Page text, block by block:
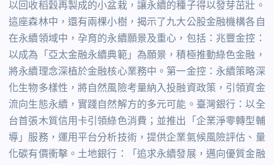
以回收稻穀再製成的小盆栽，讓永續的種子得以發芽茁壯。
這座森林中，還有兩棵小樹，揭示了九大公股金融機構各自
在永續領域中，孕育的永續願景及重心，包括：兆豐金控：
以成為「亞太金融永續典範」為願景，積極推動綠色金融，
將永續理念深植於金融核心業務中。第一金控：永續策略深
化生物多樣性，將自然風險考量納入投融資政策，引領資金
流向生態永續，實踐自然解方的多元可能。臺灣銀行：以全
台首張木質信用卡引領綠色消費；並推出「企業淨零轉型輔
導」服務，運用平台分析技術，提供企業氣候風險評估、量
化碳有價衝擊。土地銀行：「追求永續發展，邁向優質金融